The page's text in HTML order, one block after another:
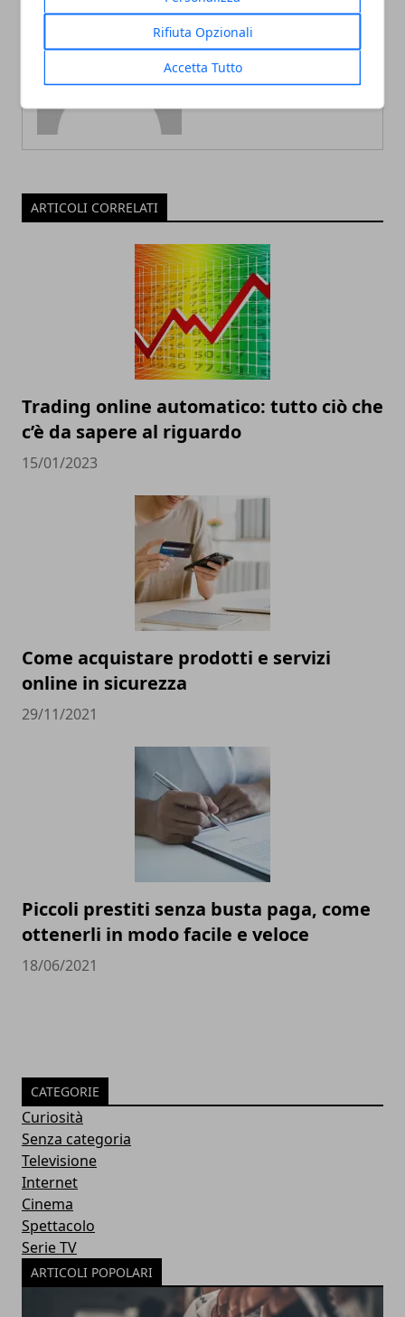
Rifiuta Opzionali
Accetta Tutto
Redazione
ARTICOLI CORRELATI
Trading online automatico: tutto ciò che
c’è da sapere al riguardo
15/01/2023
Come acquistare prodotti e servizi
online in sicurezza
29/11/2021
Piccoli prestiti senza busta paga, come
ottenerli in modo facile e veloce
18/06/2021
CATEGORIE
Curiosità
Senza categoria
Televisione
Internet
Cinema
Spettacolo
Serie TV
ARTICOLI POPOLARI